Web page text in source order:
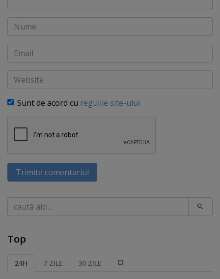
Nume
Email
Website
Sunt de acord cu regulile site-ului
Trimite comentariul
Caută
Top
24H 7 ZILE 30 ZILE